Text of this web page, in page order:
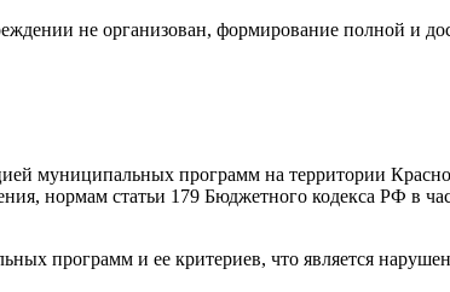
не организован, формирование полной и
муниципальных программ на территории
нормам статьи 179 Бюджетного кодекса РФ в
программ и ее критериев, что является